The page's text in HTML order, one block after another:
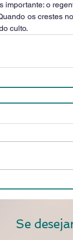
importante: o
os crestes
culto.
Se